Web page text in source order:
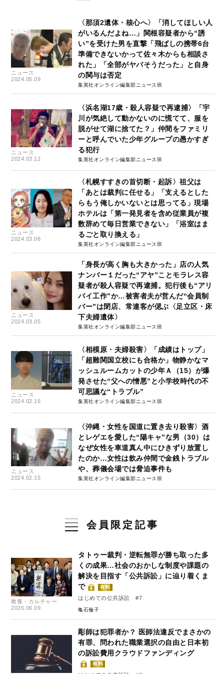
ニュース
2024.05.09
〈那須2遺体・核心へ〉「消してほしい人
がいるんだよね…」関根容疑者から“誘
い”を受けた男を直撃「飛ばしの携帯6台
準備できないかって佐々木からも相談さ
れた」「全部がヤバそうだった」と自身
の関与は否定
集英社オンライン編集部ニュース班
ニュース
2024.03.12
〈浜名湖17歳・殺人容疑で再逮捕〉「宇
川が気絶して動かないのに慌てて、服を
脱がせて湖に捨てた？」仲間をファミリ
ーと呼んでいた少年グループの愚かすぎ
る犯行
集英社オンライン編集部ニュース班
ニュース
2024.03.08
〈札幌すすきの首切断・起訴〉祖父は
「あとは裁判に任せる」「支えるとした
らもう俺しかいないとは思ってる」現場
ホテルは「第一発見者を含め従業員が複
数辞めて毎日営業できない」「浴室はま
るごと取り換える」
集英社オンライン編集部ニュース班
ニュース
2024.03.05
「身長が高く胸も大きかった」店の人気
ナンバー１だった“アヤ”ことモラレス容
疑者が殺人容疑で再逮捕。犯行後も“アリ
バイ工作”か…被害者夫が営んだ“会員制
バー”は閉店、常連客が偲ぶ〈足立区・床
下夫婦遺体〉
集英社オンライン編集部ニュース班
ニュース
2024.02.16
〈相模原・夫婦殺害〉「成績はトップ」
「超難関国立校にも合格か」物静かなマ
ッシュルームカットの少年Ａ（15）が爆
発させた“父への憎悪”と小学校時代の不
可思議な“トラブル”
集英社オンライン編集部ニュース班
ニュース
2024.02.15
〈沖縄・女性を国道に置き去り殺害〉酒
とレゲエを愛した“陽キャ”な男（30）は
なぜ女性を車道真ん中にひきずり放置し
たのか…女性は飲み仲間で金銭トラブル
や、葬儀会場では脅迫事件も
集英社オンライン編集部ニュース班
会員限定記事
教養・カルチャー
2026.06.09
タトゥー裁判・逆転無罪が勝ち取った多
くの成果…社会のおかしな制度や課題の
解決を目指す「公共訴訟」に辿り着くま
で
有料
はじめての公共訴訟 #7
亀石倫子
彫師は犯罪者か？ 医師法違反でまさかの
有罪、問われた職業選択の自由と日本初
の訴訟費用クラウドファンディング
有料